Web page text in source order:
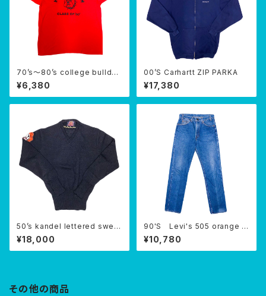
70’s〜80’s college bulldog
T-SHIRTS
¥6,380
00’S Carhartt ZIP PARKA
¥17,380
50’s kandel lettered sweat
er
¥18,000
90'S Levi's 505 orange ta
b USA
¥10,780
その他の商品